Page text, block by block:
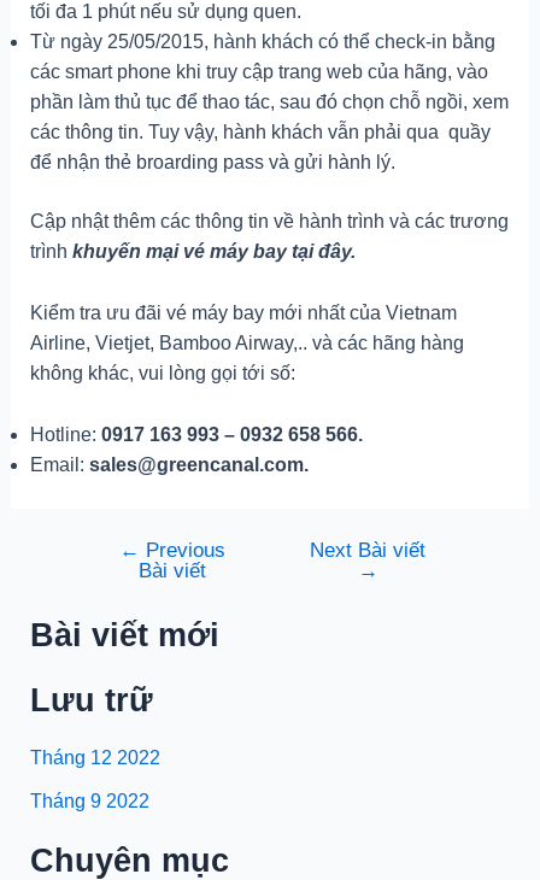
tối đa 1 phút nếu sử dụng quen.
Từ ngày 25/05/2015, hành khách có thể check-in bằng
các smart phone khi truy cập trang web của hãng, vào
phần làm thủ tục để thao tác, sau đó chọn chỗ ngồi, xem
các thông tin. Tuy vậy, hành khách vẫn phải qua quầy
để nhận thẻ broarding pass và gửi hành lý.
Cập nhật thêm các thông tin về hành trình và các trương
trình khuyến mại vé máy bay tại đây.
Kiểm tra ưu đãi vé máy bay mới nhất của Vietnam
Airline, Vietjet, Bamboo Airway,.. và các hãng hàng
không khác, vui lòng gọi tới số:
Hotline: 0917 163 993 – 0932 658 566.
Email: sales@greencanal.com.
viết
← Previous
Bài viết
Next Bài viết
→
Bài viết mới
Lưu trữ
Tháng 12 2022
Tháng 9 2022
Chuyên mục